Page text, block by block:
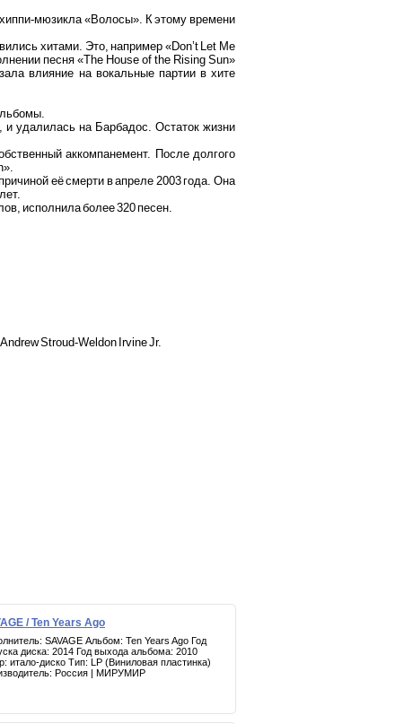
хиппи-мюзикла «Волосы». К этому времени
хитами. Это, например «Don’t Let Me
песня «The House of the Rising Sun»
влияние на вокальные партии в хите
удалилась на Барбадос. Остаток жизни
аккомпанемент. После долгого
её смерти в апреле 2003 года. Она
исполнила более 320 песен.
Stroud-Weldon Irvine Jr.
/ Ten Years Ago
SAVAGE Альбом: Ten Years Ago Год
диска: 2014 Год выхода альбома: 2010
итало-диско Тип: LP (Виниловая пластинка)
Россия | МИРУМИР